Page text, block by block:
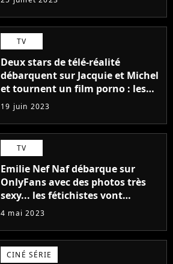
TV
Deux stars de télé-réalité
débarquent sur Jacquie et Michel
et tournent un film porno : les
premières images du tournage
(exclu)
19 juin 2023
TV
Emilie Nef Naf débarque sur
OnlyFans avec des photos très
sexy... les fétichistes vont
prendre leur pied !
4 mai 2023
CINÉ SÉRIE